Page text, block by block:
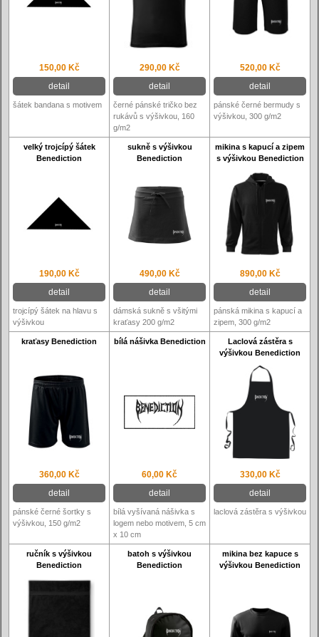
150,00 Kč
detail
290,00 Kč
detail
520,00 Kč
detail
šátek bandana s motivem
černé pánské tričko bez
rukávů s výšivkou, 160
g/m2
pánské černé bermudy s
výšivkou, 300 g/m2
velký trojcípý šátek
Benediction
sukně s výšivkou
Benediction
mikina s kapucí a zipem
s výšivkou Benediction
190,00 Kč
detail
490,00 Kč
detail
890,00 Kč
detail
trojcípý šátek na hlavu s
výšivkou
dámská sukně s všitými
kraťasy 200 g/m2
pánská mikina s kapucí a
zipem, 300 g/m2
kraťasy Benediction bílá nášivka Benediction
Laclová zástěra s
výšivkou Benediction
360,00 Kč
detail
60,00 Kč
detail
330,00 Kč
detail
pánské černé šortky s
výšivkou, 150 g/m2
bílá vyšívaná nášivka s
logem nebo motivem, 5 cm
x 10 cm
laclová zástěra s výšivkou
ručník s výšivkou
Benediction
batoh s výšivkou
Benediction
mikina bez kapuce s
výšivkou Benediction